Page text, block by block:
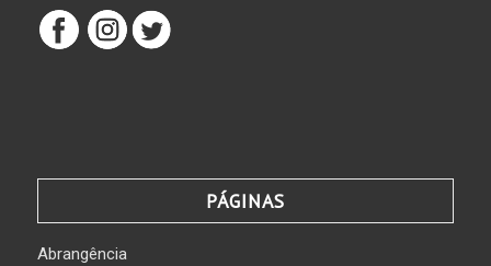
PÁGINAS
Abrangência